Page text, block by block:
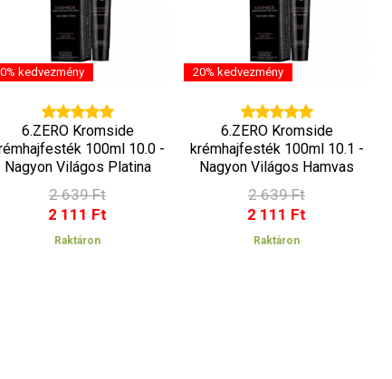
kedvezmény
6.ZERO Kromside
100ml 10.0 -
Nagyon Világos Platina
Szőke
2 639 Ft
2 111 Ft
Raktáron
20% kedvezmény
6.ZERO Kromside
krémhajfesték 100ml 10.1 -
Nagyon Világos Hamvas
Platina Szőke
2 639 Ft
2 111 Ft
Raktáron